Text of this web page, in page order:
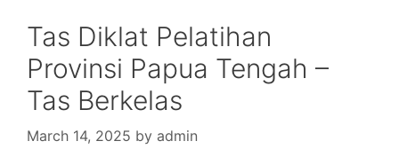
Tas Diklat Pelatihan
Provinsi Papua Tengah –
Tas Berkelas
March 14, 2025 by admin